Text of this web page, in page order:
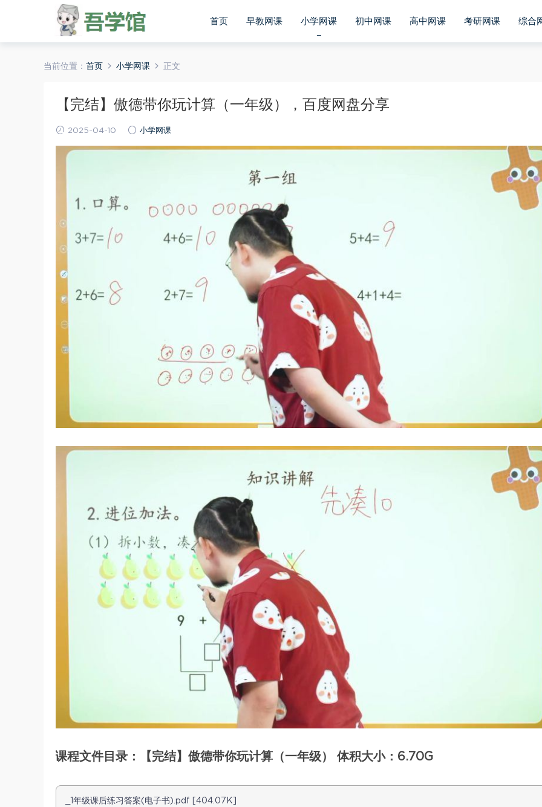
首页 早教网课 小学网课 初中网课 高中网课 考研网课 综合
当前位置： 首页 小学网课 正文
【完结】傲德带你玩计算（一年级），百度网盘分享
2025-04-10 小学网课
课程文件目录：【完结】傲德带你玩计算（一年级） 体积大小：6.70G
_1年级课后练习答案(电子书).pdf [404.07K]